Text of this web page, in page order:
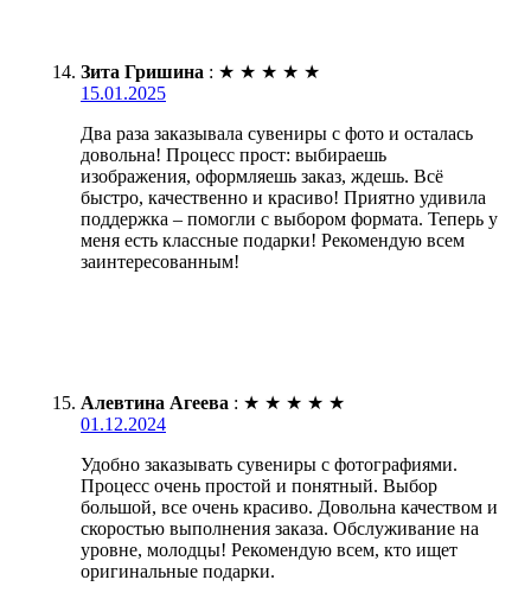
Зита Гришина : ★ ★ ★ ★ ★
15.01.2025
Два раза заказывала сувениры с фото и осталась
довольна! Процесс прост: выбираешь
изображения, оформляешь заказ, ждешь. Всё
быстро, качественно и красиво! Приятно удивила
поддержка – помогли с выбором формата. Теперь у
меня есть классные подарки! Рекомендую всем
заинтересованным!
Алевтина Агеева : ★ ★ ★ ★ ★
01.12.2024
Удобно заказывать сувениры с фотографиями.
Процесс очень простой и понятный. Выбор
большой, все очень красиво. Довольна качеством и
скоростью выполнения заказа. Обслуживание на
уровне, молодцы! Рекомендую всем, кто ищет
оригинальные подарки.